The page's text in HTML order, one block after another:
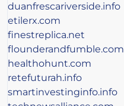
duanfrescariverside.info
etilerx.com
finestreplica.net
flounderandfumble.com
healthohunt.com
retefuturah.info
smartinvestinginfo.info